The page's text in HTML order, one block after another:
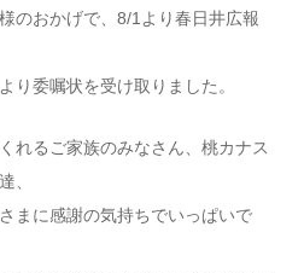
のおかげで、8/1より春日井広報
り委嘱状を受け取りました。
れるご家族のみなさん、桃カナス
、
まに感謝の気持ちでいっぱいで